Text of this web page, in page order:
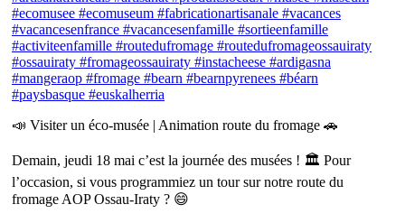
📣 Visiter un éco-musée | Animation route du fromage 🚗
Demain, jeudi 18 mai c’est la journée des musées ! 🏛 Pour
l’occasion, si vous programmiez un tour sur notre route du
fromage AOP Ossau-Iraty ? 😄